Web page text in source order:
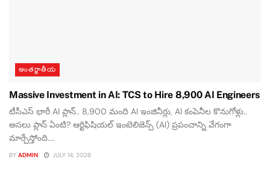
అంతర్జాతీయ
Massive Investment in AI: TCS to Hire 8,900 AI Engineers
టీసీఎస్ భారీ AI ప్లాన్.. 8,900 మంది AI ఇంజినీర్లు, AI కంపెనీల కొనుగోళ్లు..
అసలు ప్లాన్ ఏంటి? ఆర్టిఫిషియల్ ఇంటెలిజెన్స్ (AI) ప్రపంచాన్ని వేగంగా
మార్చేస్తోంది....
BY ADMIN JULY 14, 2026